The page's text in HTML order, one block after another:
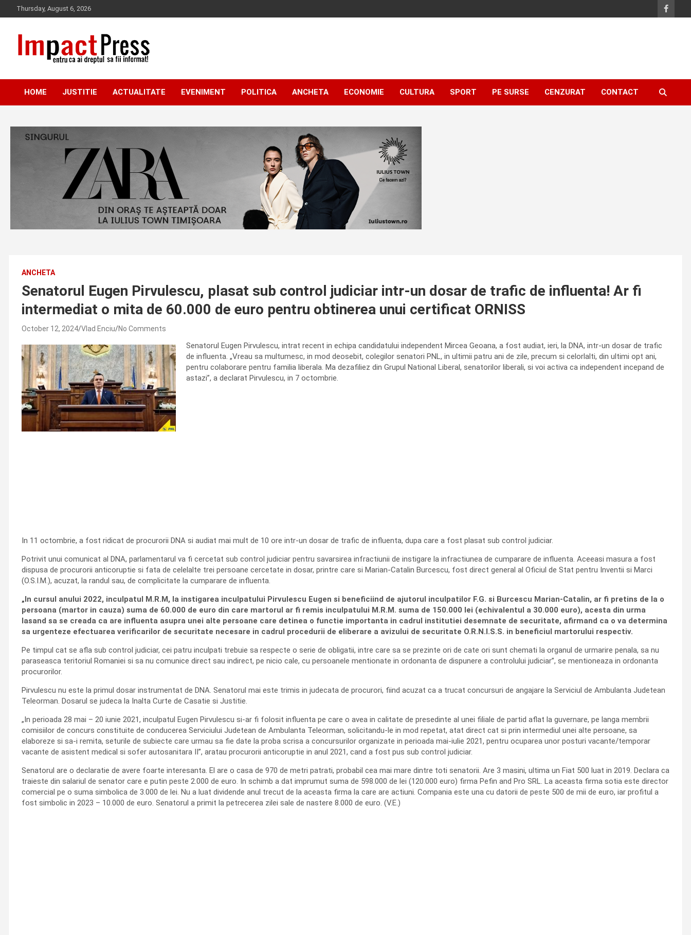
to
Thursday, August 6, 2026
IMPACTPRESS
HOME JUSTITIE ACTUALITATE EVENIMENT POLITICA ANCHETA ECONOMIE CULTURA SPORT PE SURSE CENZURAT CONTACT
ANCHETA
Senatorul Eugen Pirvulescu, plasat sub control judiciar intr-un dosar de trafic de influenta! Ar fi
intermediat o mita de 60.000 de euro pentru obtinerea unui certificat ORNISS
October 12, 2024 Vlad Enciu No Comments
Senatorul Eugen Pirvulescu, intrat recent in echipa candidatului independent Mircea Geoana, a fost audiat, ieri, la DNA, intr-un dosar de trafic
de influenta. „Vreau sa multumesc, in mod deosebit, colegilor senatori PNL, in ultimii patru ani de zile, precum si celorlalti, din ultimi opt ani,
pentru colaborare pentru familia liberala. Ma dezafiliez din Grupul National Liberal, senatorilor liberali, si voi activa ca independent incepand de
astazi”, a declarat Pirvulescu, in 7 octombrie.
In 11 octombrie, a fost ridicat de procurorii DNA si audiat mai mult de 10 ore intr-un dosar de trafic de influenta, dupa care a fost plasat sub control judiciar.
Potrivit unui comunicat al DNA, parlamentarul va fi cercetat sub control judiciar pentru savarsirea infractiunii de instigare la infractiunea de cumparare de influenta. Aceeasi masura a fost
dispusa de procurorii anticoruptie si fata de celelalte trei persoane cercetate in dosar, printre care si Marian-Catalin Burcescu, fost direct general al Oficiul de Stat pentru Inventii si Marci
(O.S.I.M.), acuzat, la randul sau, de complicitate la cumparare de influenta.
„In cursul anului 2022, inculpatul M.R.M, la instigarea inculpatului Pirvulescu Eugen si beneficiind de ajutorul inculpatilor F.G. si Burcescu Marian-Catalin, ar fi pretins de la o
persoana (martor in cauza) suma de 60.000 de euro din care martorul ar fi remis inculpatului M.R.M. suma de 150.000 lei (echivalentul a 30.000 euro), acesta din urma
lasand sa se creada ca are influenta asupra unei alte persoane care detinea o functie importanta in cadrul institutiei desemnate de securitate, afirmand ca o va determina
sa urgenteze efectuarea verificarilor de securitate necesare in cadrul procedurii de eliberare a avizului de securitate O.R.N.I.S.S. in beneficiul martorului respectiv.
Pe timpul cat se afla sub control judiciar, cei patru inculpati trebuie sa respecte o serie de obligatii, intre care sa se prezinte ori de cate ori sunt chemati la organul de urmarire penala, sa nu
paraseasca teritoriul Romaniei si sa nu comunice direct sau indirect, pe nicio cale, cu persoanele mentionate in ordonanta de dispunere a controlului judiciar”, se mentioneaza in ordonanta
procurorilor.
Pirvulescu nu este la primul dosar instrumentat de DNA. Senatorul mai este trimis in judecata de procurori, fiind acuzat ca a trucat concursuri de angajare la Serviciul de Ambulanta Judetean
Teleorman. Dosarul se judeca la Inalta Curte de Casatie si Justitie.
„In perioada 28 mai – 20 iunie 2021, inculpatul Eugen Pirvulescu si-ar fi folosit influenta pe care o avea in calitate de presedinte al unei filiale de partid aflat la guvernare, pe langa membrii
comisiilor de concurs constituite de conducerea Serviciului Judetean de Ambulanta Teleorman, solicitandu-le in mod repetat, atat direct cat si prin intermediul unei alte persoane, sa
elaboreze si sa-i remita, seturile de subiecte care urmau sa fie date la proba scrisa a concursurilor organizate in perioada mai-iulie 2021, pentru ocuparea unor posturi vacante/temporar
vacante de asistent medical si sofer autosanitara II”, aratau procurorii anticoruptie in anul 2021, cand a fost pus sub control judiciar.
Senatorul are o declaratie de avere foarte interesanta. El are o casa de 970 de metri patrati, probabil cea mai mare dintre toti senatorii. Are 3 masini, ultima un Fiat 500 luat in 2019. Declara ca
traieste din salariul de senator care e putin peste 2.000 de euro. In schimb a dat imprumut suma de 598.000 de lei (120.000 euro) firma Pefin and Pro SRL. La aceasta firma sotia este director
comercial pe o suma simbolica de 3.000 de lei. Nu a luat dividende anul trecut de la aceasta firma la care are actiuni. Compania este una cu datorii de peste 500 de mii de euro, iar profitul a
fost simbolic in 2023 – 10.000 de euro. Senatorul a primit la petrecerea zilei sale de nastere 8.000 de euro. (V.E.)